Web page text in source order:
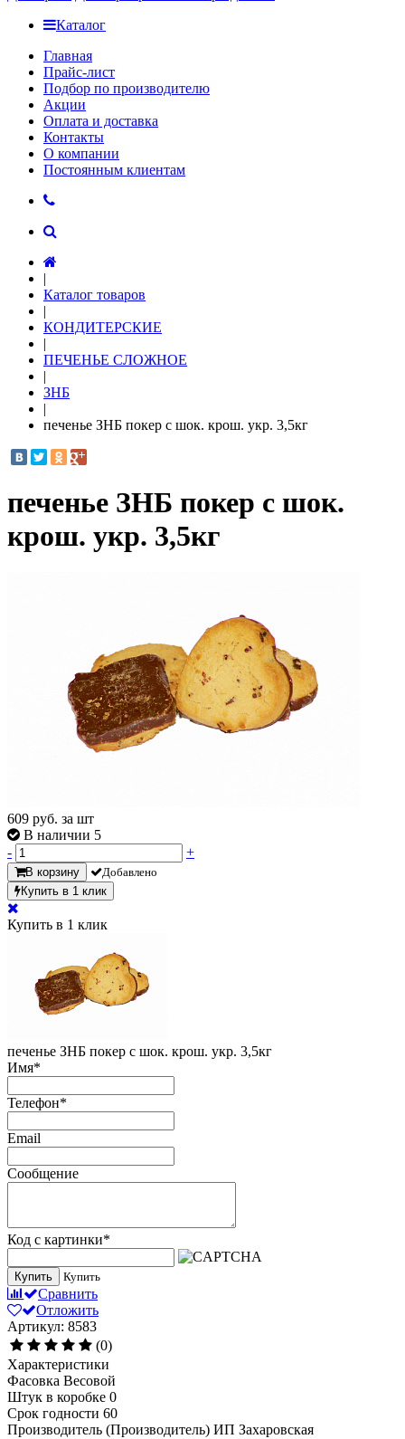
Каталог
Главная
Прайс-лист
Подбор по производителю
Акции
Оплата и доставка
Контакты
О компании
Постоянным клиентам
|
Каталог товаров
|
КОНДИТЕРСКИЕ
|
ПЕЧЕНЬЕ СЛОЖНОЕ
|
ЗНБ
|
печенье ЗНБ покер с шок. крош. укр. 3,5кг
печенье ЗНБ покер с шок.
крош. укр. 3,5кг
609 руб. за шт
В наличии 5
-
+
В корзину
Добавлено
Купить в 1 клик
Купить в 1 клик
печенье ЗНБ покер с шок. крош. укр. 3,5кг
Имя*
Телефон*
Email
Сообщение
Код с картинки*
Купить Купить
Сравнить
Отложить
Артикул: 8583
(0)
Характеристики
Фасовка Весовой
Штук в коробке 0
Срок годности 60
Производитель (Производитель) ИП Захаровская